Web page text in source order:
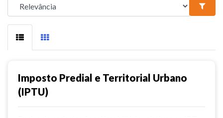
Imposto Predial e Territorial Urbano
(IPTU)